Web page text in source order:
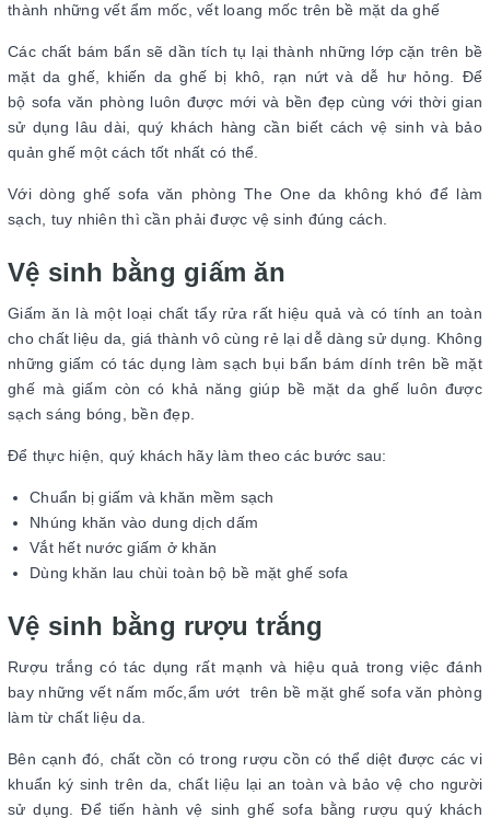
thành những vết ẩm mốc, vết loang mốc trên bề mặt da ghế
Các chất bám bẩn sẽ dần tích tụ lại thành những lớp cặn trên bề
mặt da ghế, khiến da ghế bị khô, rạn nứt và dễ hư hỏng. Để
bộ sofa văn phòng luôn được mới và bền đẹp cùng với thời gian
sử dụng lâu dài, quý khách hàng cần biết cách vệ sinh và bảo
quản ghế một cách tốt nhất có thể.
Với dòng ghế sofa văn phòng The One da không khó để làm
sạch, tuy nhiên thì cần phải được vệ sinh đúng cách.
Vệ sinh bằng giấm ăn
Giấm ăn là một loại chất tẩy rửa rất hiệu quả và có tính an toàn
cho chất liệu da, giá thành vô cùng rẻ lại dễ dàng sử dụng. Không
những giấm có tác dụng làm sạch bụi bẩn bám dính trên bề mặt
ghế mà giấm còn có khả năng giúp bề mặt da ghế luôn được
sạch sáng bóng, bền đẹp.
Để thực hiện, quý khách hãy làm theo các bước sau:
Chuẩn bị giấm và khăn mềm sạch
Nhúng khăn vào dung dịch dấm
Vắt hết nước giấm ở khăn
Dùng khăn lau chùi toàn bộ bề mặt ghế sofa
Vệ sinh bằng rượu trắng
Rượu trắng có tác dụng rất mạnh và hiệu quả trong việc đánh
bay những vết nấm mốc,ẩm ướt trên bề mặt ghế sofa văn phòng
làm từ chất liệu da.
Bên cạnh đó, chất cồn có trong rượu cồn có thể diệt được các vi
khuẩn ký sinh trên da, chất liệu lại an toàn và bảo vệ cho người
sử dụng. Để tiến hành vệ sinh ghế sofa bằng rượu quý khách